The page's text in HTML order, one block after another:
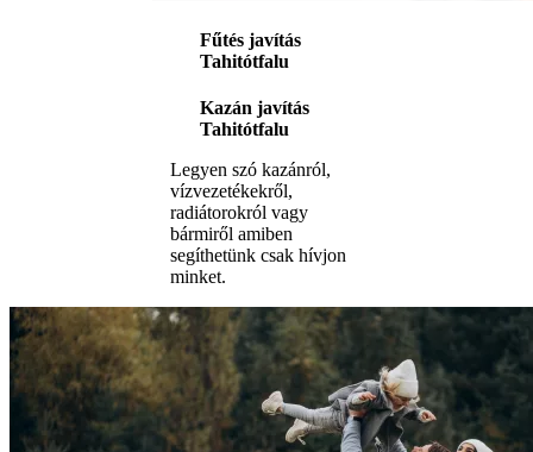
Fűtés javítás
Tahitótfalu
Kazán javítás
Tahitótfalu
Legyen szó kazánról,
vízvezetékekről,
radiátorokról vagy
bármiről amiben
segíthetünk csak hívjon
minket.